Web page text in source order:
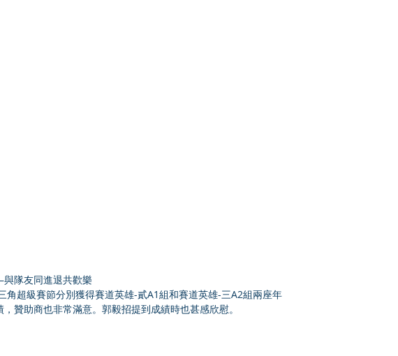
隊友同進退共歡樂
角超級賽節分別獲得賽道英雄-貳A1組和賽道英雄-三A2組兩座年
贊助商也非常滿意。郭毅招提到成績時也甚感欣慰。